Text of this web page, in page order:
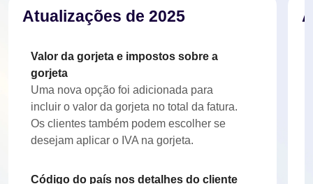
Atualizações de 2025
Valor da gorjeta e impostos sobre a
gorjeta
Uma nova opção foi adicionada para
incluir o valor da gorjeta no total da fatura.
Os clientes também podem escolher se
desejam aplicar o IVA na gorjeta.
Código do país nos detalhes do cliente